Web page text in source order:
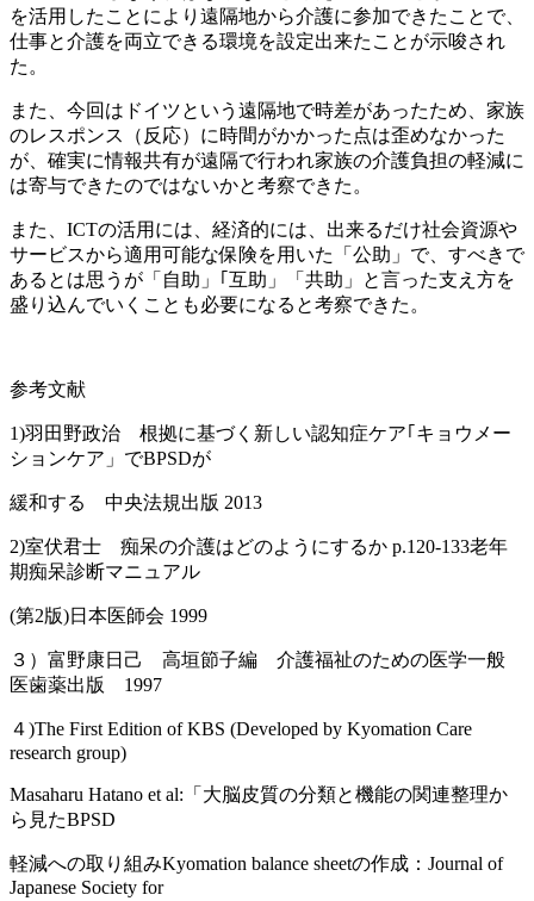
を活用したことにより遠隔地から介護に参加できたことで、
仕事と介護を両立できる環境を設定出来たことが示唆され
た。
また、今回はドイツという遠隔地で時差があったため、家族
のレスポンス（反応）に時間がかかった点は歪めなかった
が、確実に情報共有が遠隔で行われ家族の介護負担の軽減に
は寄与できたのではないかと考察できた。
また、ICTの活用には、経済的には、出来るだけ社会資源や
サービスから適用可能な保険を用いた「公助」で、すべきで
あるとは思うが「自助」｢互助」「共助」と言った支え方を
盛り込んでいくことも必要になると考察できた。
参考文献
1)羽田野政治 根拠に基づく新しい認知症ケア｢キョウメー
ションケア」でBPSDが
緩和する 中央法規出版 2013
2)室伏君士 痴呆の介護はどのようにするか p.120-133老年
期痴呆診断マニュアル
(第2版)日本医師会 1999
３）富野康日己 高垣節子編 介護福祉のための医学一般
医歯薬出版 1997
４)The First Edition of KBS (Developed by Kyomation Care
research group)
Masaharu Hatano et al:「大脳皮質の分類と機能の関連整理か
ら見たBPSD
軽減への取り組みKyomation balance sheetの作成：Journal of
Japanese Society for